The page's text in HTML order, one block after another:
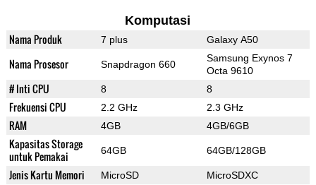
Komputasi
Nama Produk 7 plus Galaxy A50
Nama Prosesor Snapdragon 660
Samsung Exynos 7
Octa 9610
# Inti CPU 8 8
Frekuensi CPU 2.2 GHz 2.3 GHz
RAM 4GB 4GB/6GB
Kapasitas Storage
untuk Pemakai
64GB 64GB/128GB
Jenis Kartu Memori MicroSD MicroSDXC